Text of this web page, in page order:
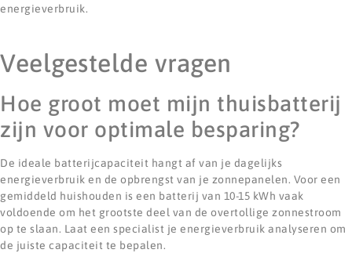
energieverbruik.
Veelgestelde vragen
Hoe groot moet mijn thuisbatterij
zijn voor optimale besparing?
De ideale batterijcapaciteit hangt af van je dagelijks
energieverbruik en de opbrengst van je zonnepanelen. Voor een
gemiddeld huishouden is een batterij van 10-15 kWh vaak
voldoende om het grootste deel van de overtollige zonnestroom
op te slaan. Laat een specialist je energieverbruik analyseren om
de juiste capaciteit te bepalen.